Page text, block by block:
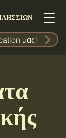
μας!